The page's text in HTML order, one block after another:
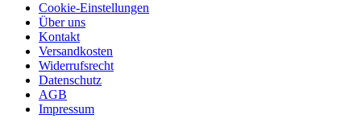
Cookie-Einstellungen
Über uns
Kontakt
Versandkosten
Widerrufsrecht
Datenschutz
AGB
Impressum